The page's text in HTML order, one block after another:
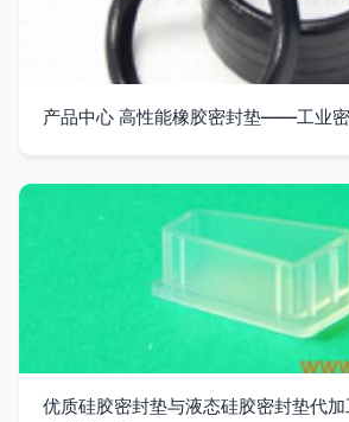
产品中心 高性能橡胶密封垫——工业
优质硅胶密封垫与液态硅胶密封垫代